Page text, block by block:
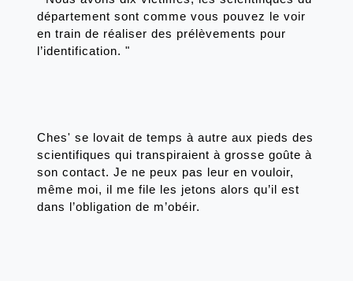
département sont comme vous pouvez le voir
en train de réaliser des prélèvements pour
l’identification. "
Ches' se lovait de temps à autre aux pieds des
scientifiques qui transpiraient à grosse goûte à
son contact. Je ne peux pas leur en vouloir,
même moi, il me file les jetons alors qu’il est
dans l’obligation de m’obéir.